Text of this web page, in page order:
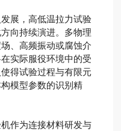
展，高低温拉力试验
向持续演进。多物理
、高频振动或腐蚀介
实际服役环境中的受
得试验过程与有限元
模型参数的识别精
作为连接材料研发与